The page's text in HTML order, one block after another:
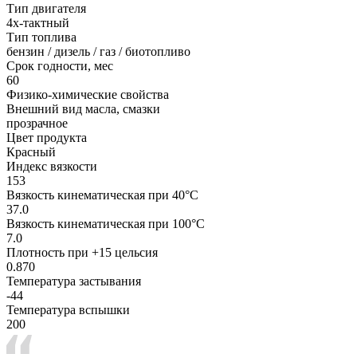
Тип двигателя
4х-тактный
Тип топлива
бензин / дизель / газ / биотопливо
Срок годности, мес
60
Физико-химические свойства
Внешний вид масла, смазки
прозрачное
Цвет продукта
Красный
Индекс вязкости
153
Вязкость кинематическая при 40°С
37.0
Вязкость кинематическая при 100°С
7.0
Плотность при +15 цельсия
0.870
Температура застывания
-44
Температура вспышки
200